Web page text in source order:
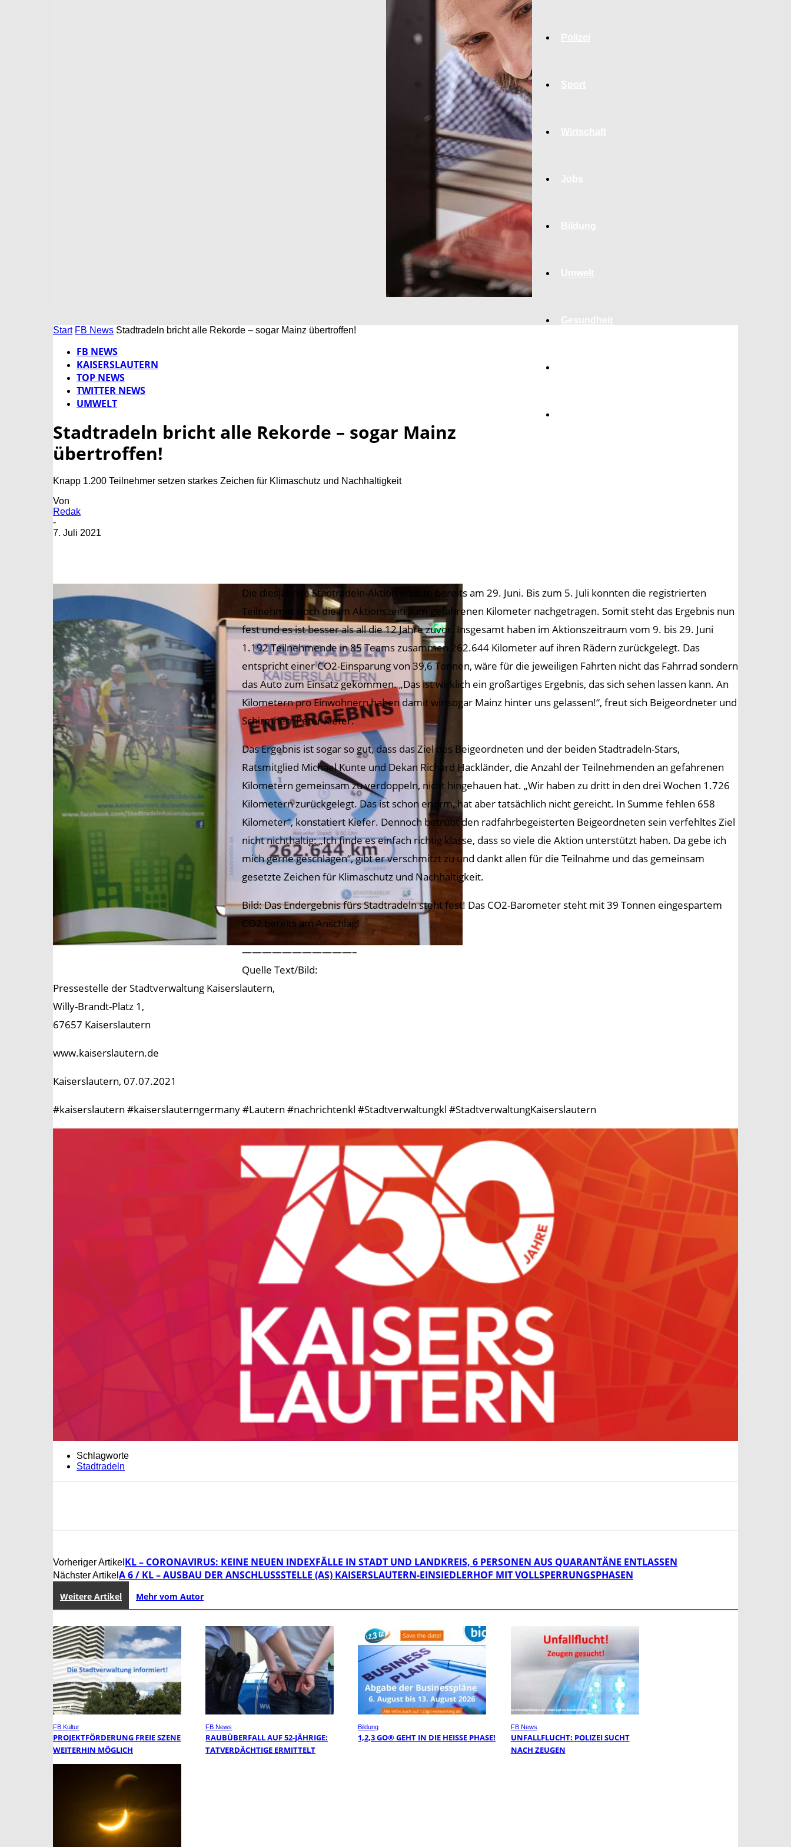
Gesundheit
Start FB News Stadtradeln bricht alle Rekorde – sogar Mainz übertroffen!
FB NEWS
KAISERSLAUTERN
TOP NEWS
TWITTER NEWS
UMWELT
Stadtradeln bricht alle Rekorde – sogar Mainz
übertroffen!
Knapp 1.200 Teilnehmer setzen starkes Zeichen für Klimaschutz und Nachhaltigkeit
Von
Redak
-
7. Juli 2021
Die diesjährige Stadtradeln-Aktion endete bereits am 29. Juni. Bis zum 5. Juli konnten die registrierten
Teilnehmer noch die im Aktionszeitraum gefahrenen Kilometer nachgetragen. Somit steht das Ergebnis nun
fest und es ist besser als all die 12 Jahre zuvor. Insgesamt haben im Aktionszeitraum vom 9. bis 29. Juni
1.192 Teilnehmende in 85 Teams zusammen 262.644 Kilometer auf ihren Rädern zurückgelegt. Das
entspricht einer CO2-Einsparung von 39,6 Tonnen, wäre für die jeweiligen Fahrten nicht das Fahrrad sondern
das Auto zum Einsatz gekommen. „Das ist wirklich ein großartiges Ergebnis, das sich sehen lassen kann. An
Kilometern pro Einwohnern haben damit wir sogar Mainz hinter uns gelassen!“, freut sich Beigeordneter und
Schirmherr Peter Kiefer.
Das Ergebnis ist sogar so gut, dass das Ziel des Beigeordneten und der beiden Stadtradeln-Stars,
Ratsmitglied Michael Kunte und Dekan Richard Hackländer, die Anzahl der Teilnehmenden an gefahrenen
Kilometern gemeinsam zu verdoppeln, nicht hingehauen hat. „Wir haben zu dritt in den drei Wochen 1.726
Kilometern zurückgelegt. Das ist schon enorm, hat aber tatsächlich nicht gereicht. In Summe fehlen 658
Kilometer“, konstatiert Kiefer. Dennoch betrübt den radfahrbegeisterten Beigeordneten sein verfehltes Ziel
nicht nichthaltig: „Ich finde es einfach richtig klasse, dass so viele die Aktion unterstützt haben. Da gebe ich
mich gerne geschlagen“, gibt er verschmitzt zu und dankt allen für die Teilnahme und das gemeinsam
gesetzte Zeichen für Klimaschutz und Nachhaltigkeit.
Bild: Das Endergebnis fürs Stadtradeln steht fest! Das CO2-Barometer steht mit 39 Tonnen eingespartem
CO2 bereits am Anschlag!
———————————–
Quelle Text/Bild:
Pressestelle der Stadtverwaltung Kaiserslautern,
Willy-Brandt-Platz 1,
67657 Kaiserslautern
www.kaiserslautern.de
Kaiserslautern, 07.07.2021
#kaiserslautern #kaiserslauterngermany #Lautern #nachrichtenkl #Stadtverwaltungkl #StadtverwaltungKaiserslautern
Schlagworte
Stadtradeln
Vorheriger Artikel KL – CORONAVIRUS: KEINE NEUEN INDEXFÄLLE IN STADT UND LANDKREIS, 6 PERSONEN AUS QUARANTÄNE ENTLASSEN
Nächster Artikel A 6 / KL – AUSBAU DER ANSCHLUSSSTELLE (AS) KAISERSLAUTERN-EINSIEDLERHOF MIT VOLLSPERRUNGSPHASEN
Weitere Artikel Mehr vom Autor
FB Kultur
PROJEKTFÖRDERUNG FREIE SZENE
WEITERHIN MÖGLICH
FB News
RAUBÜBERFALL AUF 52-JÄHRIGE:
TATVERDÄCHTIGE ERMITTELT
Bildung
1,2,3 GO® GEHT IN DIE HEISSE PHASE!
FB News
UNFALLFLUCHT: POLIZEI SUCHT
NACH ZEUGEN